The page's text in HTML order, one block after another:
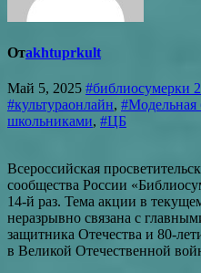
Отakhtuprkult
Май 5, 2025 #библиосумерки
#культураонлайн, #Модельная
школьниками, #ЦБ
Всероссийская
сообщества России
14-й раз. Тема акции в
неразрывно связана с
защитника Отечества и 80-
в Великой Отечественной